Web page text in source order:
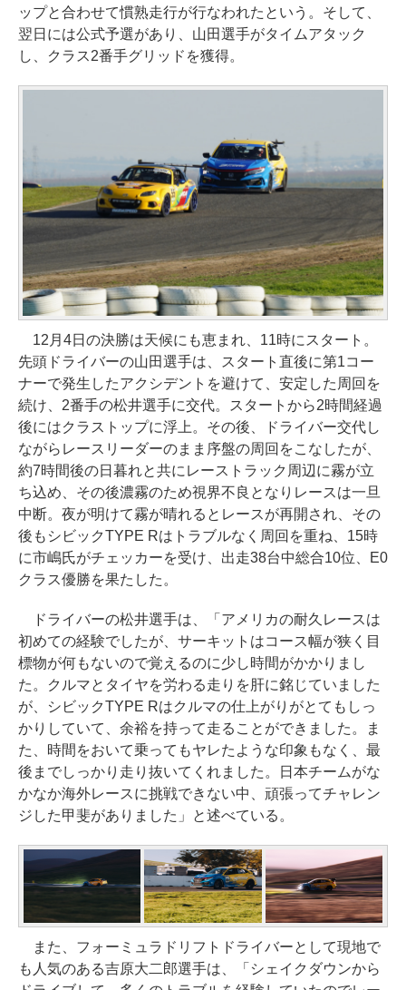
ップと合わせて慣熟走行が行なわれたという。そして、
翌日には公式予選があり、山田選手がタイムアタック
し、クラス2番手グリッドを獲得。
12月4日の決勝は天候にも恵まれ、11時にスタート。
先頭ドライバーの山田選手は、スタート直後に第1コー
ナーで発生したアクシデントを避けて、安定した周回を
続け、2番手の松井選手に交代。スタートから2時間経過
後にはクラストップに浮上。その後、ドライバー交代し
ながらレースリーダーのまま序盤の周回をこなしたが、
約7時間後の日暮れと共にレーストラック周辺に霧が立
ち込め、その後濃霧のため視界不良となりレースは一旦
中断。夜が明けて霧が晴れるとレースが再開され、その
後もシビックTYPE Rはトラブルなく周回を重ね、15時
に市嶋氏がチェッカーを受け、出走38台中総合10位、E0
クラス優勝を果たした。
ドライバーの松井選手は、「アメリカの耐久レースは
初めての経験でしたが、サーキットはコース幅が狭く目
標物が何もないので覚えるのに少し時間がかかりまし
た。クルマとタイヤを労わる走りを肝に銘じていました
が、シビックTYPE Rはクルマの仕上がりがとてもしっ
かりしていて、余裕を持って走ることができました。ま
た、時間をおいて乗ってもヤレたような印象もなく、最
後までしっかり走り抜いてくれました。日本チームがな
かなか海外レースに挑戦できない中、頑張ってチャレン
ジした甲斐がありました」と述べている。
また、フォーミュラドリフトドライバーとして現地で
も人気のある吉原大二郎選手は、「シェイクダウンから